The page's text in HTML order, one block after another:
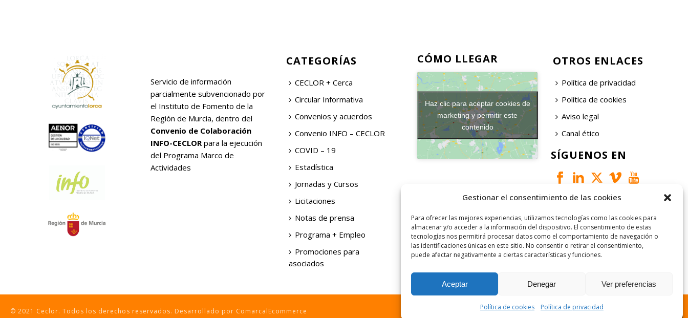
Gestionar el consentimiento de las cookies
Para ofrecer las mejores experiencias, utilizamos tecnologías como las cookies para
almacenar y/o acceder a la información del dispositivo. El consentimiento de estas
tecnologías nos permitirá procesar datos como el comportamiento de navegación o
las identificaciones únicas en este sitio. No consentir o retirar el consentimiento,
puede afectar negativamente a ciertas características y funciones.
Aceptar Denegar Ver preferencias
Política de cookies Política de privacidad
Servicio de información
parcialmente subvencionado por
el Instituto de Fomento de la
Región de Murcia, dentro del
Convenio de Colaboración
INFO-CECLOR para la ejecución
del Programa Marco de
Actividades
CATEGORÍAS
CECLOR + Cerca
Circular Informativa
Convenios y acuerdos
Convenio INFO – CECLOR
COVID – 19
Estadística
Jornadas y Cursos
Licitaciones
Notas de prensa
Programa + Empleo
Promociones para
asociados
CÓMO LLEGAR
Haz clic para aceptar cookies de
marketing y permitir este
contenido
OTROS ENLACES
Política de privacidad
Política de cookies
Aviso legal
Canal ético
SÍGUENOS EN
© 2021 Ceclor. Todos los derechos reservados. Desarrollado por ComarcalEcommerce